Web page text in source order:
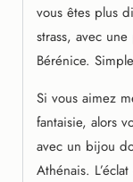
vous êtes plus
strass, avec
Bérénice.
Si vous aimez
fantaisie, alors
avec un bijou
Athénais.